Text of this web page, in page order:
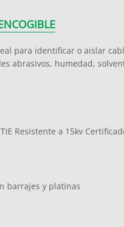
para identificar o aislar
abrasivos, humedad,
Resistente a 15kv
barrajes y platinas